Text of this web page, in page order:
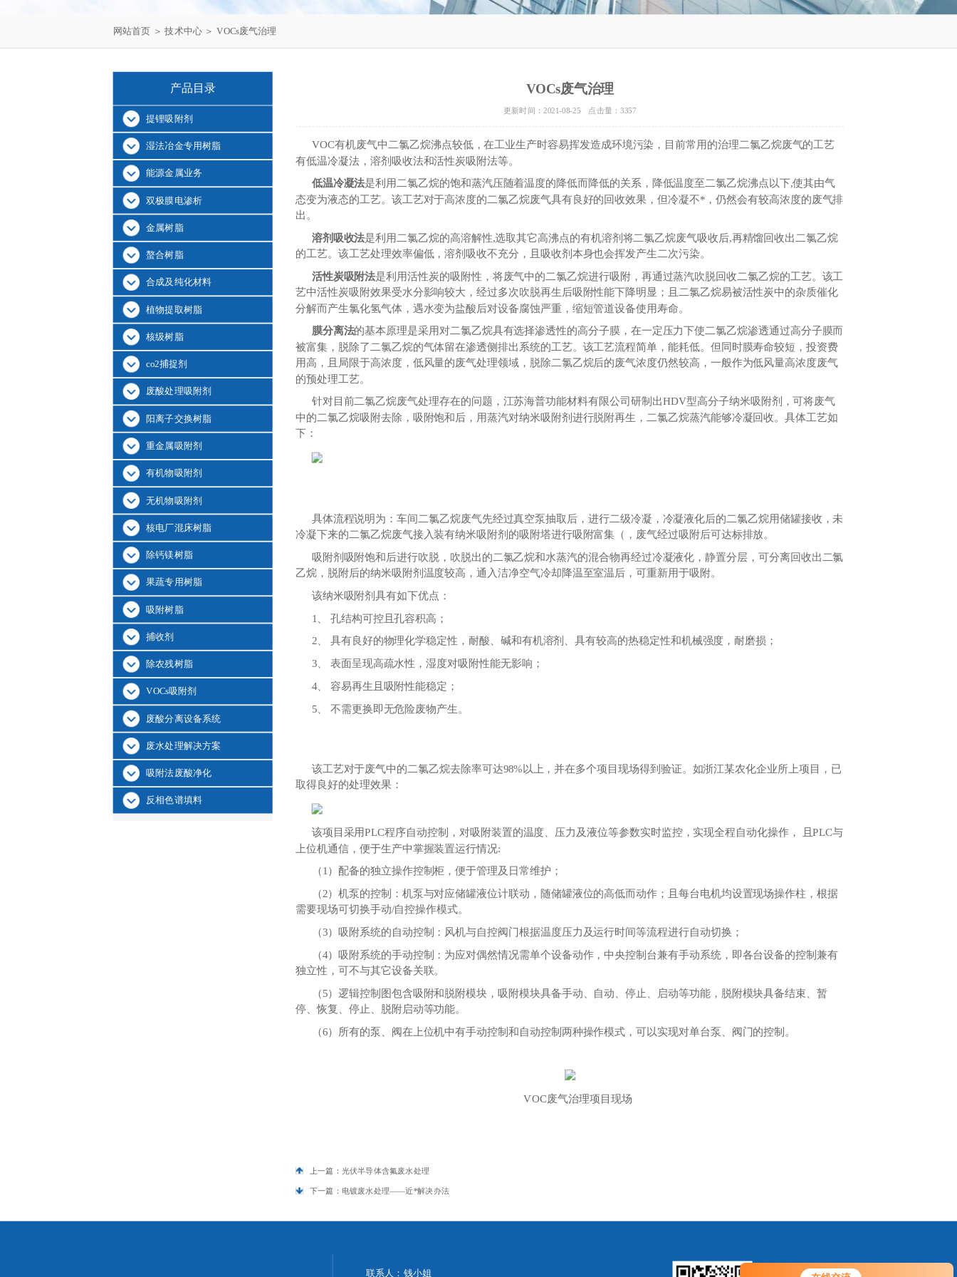
网站首页＞技术中心＞ VOCs废气治理
产品目录
提锂吸附剂
湿法冶金专用树脂
能源金属业务
双极膜电渗析
金属树脂
螯合树脂
合成及纯化材料
植物提取树脂
核级树脂
co2捕捉剂
废酸处理吸附剂
阳离子交换树脂
重金属吸附剂
有机物吸附剂
无机物吸附剂
核电厂混床树脂
除钙镁树脂
果蔬专用树脂
吸附树脂
捕收剂
除农残树脂
VOCs吸附剂
废酸分离设备系统
废水处理解决方案
吸附法废酸净化
反相色谱填料
VOCs废气治理
更新时间：2021-08-25 点击量：3357
VOC有机废气中二氯乙烷沸点较低，在工业生产时容易挥发造成环境污染，目前常用的治理二氯乙烷废气的工艺
有低温冷凝法，溶剂吸收法和活性炭吸附法等。
低温冷凝法是利用二氯乙烷的饱和蒸汽压随着温度的降低而降低的关系，降低温度至二氯乙烷沸点以下,使其由气
态变为液态的工艺。该工艺对于高浓度的二氯乙烷废气具有良好的回收效果，但冷凝不*，仍然会有较高浓度的废气排
出。
溶剂吸收法是利用二氯乙烷的高溶解性,选取其它高沸点的有机溶剂将二氯乙烷废气吸收后,再精馏回收出二氯乙烷
的工艺。该工艺处理效率偏低，溶剂吸收不充分，且吸收剂本身也会挥发产生二次污染。
活性炭吸附法是利用活性炭的吸附性，将废气中的二氯乙烷进行吸附，再通过蒸汽吹脱回收二氯乙烷的工艺。该工
艺中活性炭吸附效果受水分影响较大，经过多次吹脱再生后吸附性能下降明显；且二氯乙烷易被活性炭中的杂质催化
分解而产生氯化氢气体，遇水变为盐酸后对设备腐蚀严重，缩短管道设备使用寿命。
膜分离法的基本原理是采用对二氯乙烷具有选择渗透性的高分子膜，在一定压力下使二氯乙烷渗透通过高分子膜而
被富集，脱除了二氯乙烷的气体留在渗透侧排出系统的工艺。该工艺流程简单，能耗低。但同时膜寿命较短，投资费
用高，且局限于高浓度，低风量的废气处理领域，脱除二氯乙烷后的废气浓度仍然较高，一般作为低风量高浓度废气
的预处理工艺。
针对目前二氯乙烷废气处理存在的问题，江苏海普功能材料有限公司研制出HDV型高分子纳米吸附剂，可将废气
中的二氯乙烷吸附去除，吸附饱和后，用蒸汽对纳米吸附剂进行脱附再生，二氯乙烷蒸汽能够冷凝回收。具体工艺如
下：
具体流程说明为：车间二氯乙烷废气先经过真空泵抽取后，进行二级冷凝， 冷凝液化后的二氯乙烷用储罐接收，未
冷凝下来的二氯乙烷废气接入装有纳米吸附剂的吸附塔进行吸附富集（，废气经过吸附后可达标排放。
吸附剂吸附饱和后进行吹脱，吹脱出的二氯乙烷和水蒸汽的混合物再经过冷凝液化，静置分层，可分离回收出二氯
乙烷，脱附后的纳米吸附剂温度较高，通入洁净空气冷却降温至室温后，可重新用于吸附。
该纳米吸附剂具有如下优点：
1、 孔结构可控且孔容积高；
2、 具有良好的物理化学稳定性，耐酸、碱和有机溶剂、具有较高的热稳定性和机械强度，耐磨损；
3、 表面呈现高疏水性，湿度对吸附性能无影响；
4、 容易再生且吸附性能稳定；
5、 不需更换即无危险废物产生。
该工艺对于废气中的二氯乙烷去除率可达98%以上，并在多个项目现场得到验证。如浙江某农化企业所上项目，已
取得良好的处理效果：
该项目采用PLC程序自动控制，对吸附装置的温度、压力及液位等参数实时监控，实现全程自动化操作， 且PLC与
上位机通信，便于生产中掌握装置运行情况:
（1）配备的独立操作控制柜，便于管理及日常维护；
（2）机泵的控制：机泵与对应储罐液位计联动，随储罐液位的高低而动作；且每台电机均设置现场操作柱，根据
需要现场可切换手动/自控操作模式。
（3）吸附系统的自动控制：风机与自控阀门根据温度压力及运行时间等流程进行自动切换；
（4）吸附系统的手动控制：为应对偶然情况需单个设备动作，中央控制台兼有手动系统，即各台设备的控制兼有
独立性，可不与其它设备关联。
（5）逻辑控制图包含吸附和脱附模块，吸附模块具备手动、自动、停止、启动等功能，脱附模块具备结束、暂
停、恢复、停止、脱附启动等功能。
（6）所有的泵、阀在上位机中有手动控制和自动控制两种操作模式，可以实现对单台泵、阀门的控制。
VOC废气治理项目现场
上一篇： 光伏半导体含氟废水处理
下一篇： 电镀废水处理——近*解决办法
联系人：钱小姐